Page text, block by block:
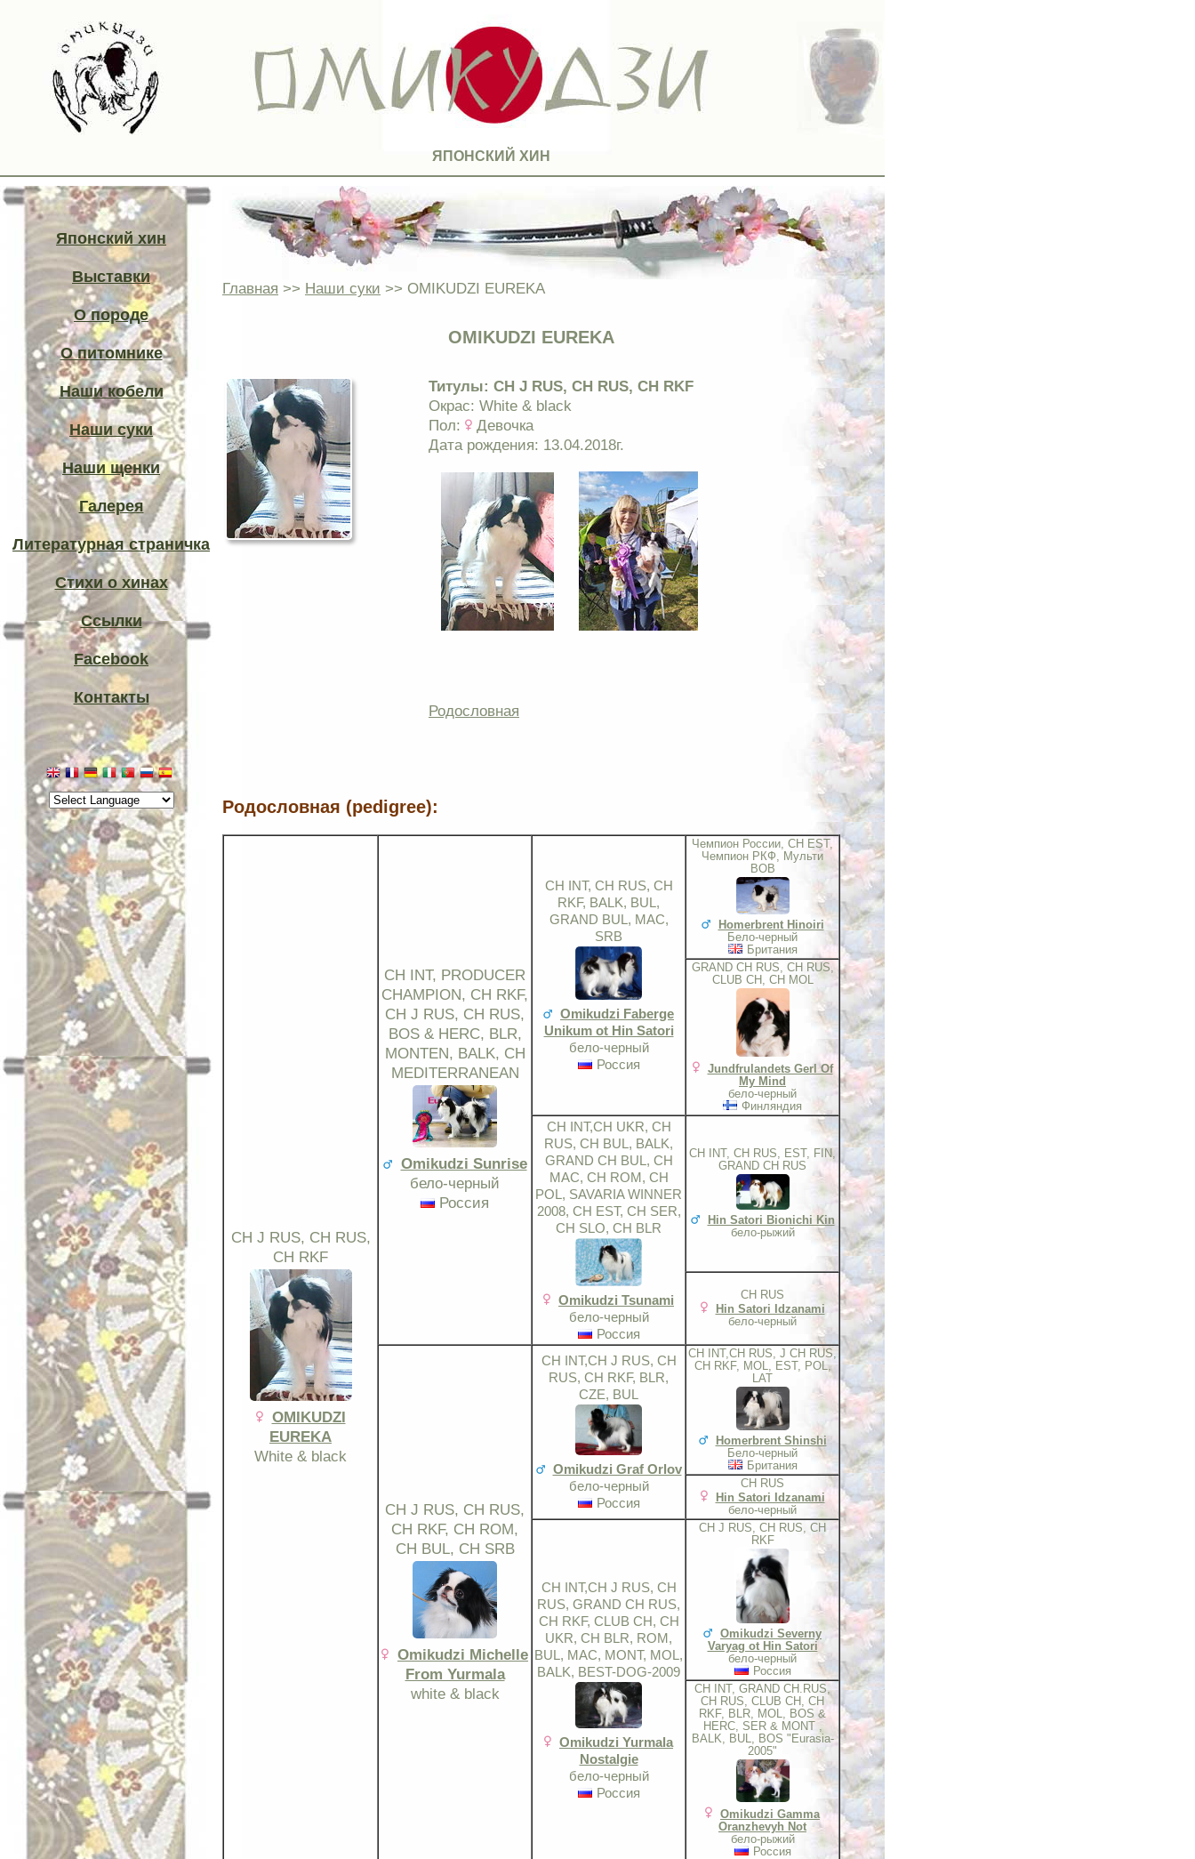
ЯПОНСКИЙ ХИН
Японский хин
Выставки
О породе
О питомнике
Наши кобели
Наши суки
Наши щенки
Галерея
Литературная страничка
Стихи о хинах
Ссылки
Facebook
Контакты
Главная >> Наши суки >> OMIKUDZI EUREKA
OMIKUDZI EUREKA
Титулы: CH J RUS, CH RUS, CH RKF
Окрас: White & black
Пол:
Девочка
Дата рождения: 13.04.2018г.
Родословная
Родословная (pedigree):
CH J RUS, CH RUS,
CH RKF
OMIKUDZI
EUREKA
White & black
CH INT, PRODUCER
CHAMPION, CH RKF,
CH J RUS, CH RUS,
BOS & HERC, BLR,
MONTEN, BALK, CH
MEDITERRANEAN
Omikudzi Sunrise
бело-черный
Россия
CH INT, CH RUS, CH
RKF, BALK, BUL,
GRAND BUL, MAC,
SRB
Omikudzi Faberge
Unikum ot Hin Satori
бело-черный
Россия
Чемпион России, CH EST,
Чемпион РКФ, Мульти
ВОВ
Homerbrent Hinoiri
Бело-черный
Британия
GRAND CH RUS, CH RUS,
CLUB CH, CH MOL
Jundfrulandets Gerl Of
My Mind
бело-черный
Финляндия
CH INT,CH UKR, CH
RUS, CH BUL, BALK,
GRAND CH BUL, CH
MAC, CH ROM, CH
POL, SAVARIA WINNER
2008, CH EST, CH SER,
CH SLO, CH BLR
Omikudzi Tsunami
бело-черный
Россия
CH INT, CH RUS, EST, FIN,
GRAND CH RUS
Hin Satori Bionichi Kin
бело-рыжий
CH RUS
Hin Satori Idzanami
бело-черный
CH J RUS, CH RUS,
CH RKF, CH ROM,
CH BUL, CH SRB
Omikudzi Michelle
From Yurmala
white & black
CH INT,CH J RUS, CH
RUS, CH RKF, BLR,
CZE, BUL
Omikudzi Graf Orlov
бело-черный
Россия
CH INT,CH RUS, J CH RUS,
CH RKF, MOL, EST, POL,
LAT
Homerbrent Shinshi
Бело-черный
Британия
CH RUS
Hin Satori Idzanami
бело-черный
CH INT,CH J RUS, CH
RUS, GRAND CH RUS,
CH RKF, CLUB CH, CH
UKR, CH BLR, ROM,
BUL, MAC, MONT, MOL,
BALK, BEST-DOG-2009
Omikudzi Yurmala
Nostalgie
бело-черный
Россия
CH J RUS, CH RUS, CH
RKF
Omikudzi Severny
Varyag ot Hin Satori
бело-черный
Россия
CH INT, GRAND CH.RUS,
CH RUS, CLUB CH, CH
RKF, BLR, MOL, BOS &
HERC, SER & MONT ,
BALK, BUL, BOS "Eurasia-
2005"
Omikudzi Gamma
Oranzhevyh Not
бело-рыжий
Россия